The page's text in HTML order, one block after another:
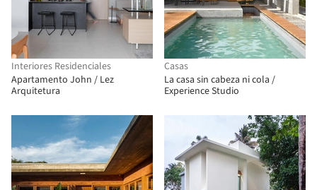
Interiores Residenciales
Apartamento John / Lez
Arquitetura
Casas
La casa sin cabeza ni cola /
Experience Studio